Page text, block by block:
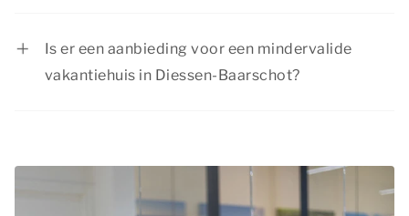
Is er een aanbieding voor een mindervalide
vakantiehuis in Diessen-Baarschot?